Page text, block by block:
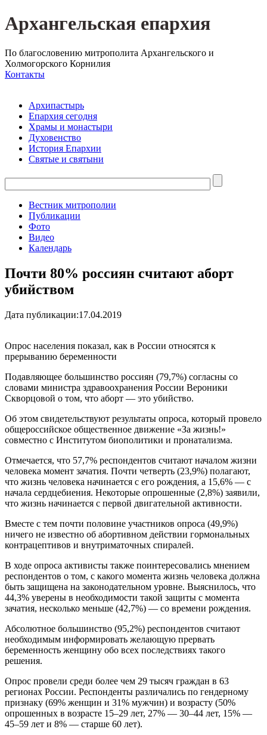
Архангельская епархия
По благословению митрополита Архангельского и
Холмогорского Корнилия
Контакты
Архипастырь
Епархия сегодня
Храмы и монастыри
Духовенство
История Епархии
Святые и святыни
Вестник митрополии
Публикации
Фото
Видео
Календарь
Почти 80% россиян считают аборт
убийством
Дата публикации:17.04.2019
Опрос населения показал, как в России относятся к
прерыванию беременности
Подавляющее большинство россиян (79,7%) согласны со
словами министра здравоохранения России Вероники
Скворцовой о том, что аборт — это убийство.
Об этом свидетельствуют результаты опроса, который провело
общероссийское общественное движение «За жизнь!»
совместно с Институтом биополитики и пронатализма.
Отмечается, что 57,7% респондентов считают началом жизни
человека момент зачатия. Почти четверть (23,9%) полагают,
что жизнь человека начинается с его рождения, а 15,6% — с
начала сердцебиения. Некоторые опрошенные (2,8%) заявили,
что жизнь начинается с первой двигательной активности.
Вместе с тем почти половине участников опроса (49,9%)
ничего не известно об абортивном действии гормональных
контрацептивов и внутриматочных спиралей.
В ходе опроса активисты также поинтересовались мнением
респондентов о том, с какого момента жизнь человека должна
быть защищена на законодательном уровне. Выяснилось, что
44,3% уверены в необходимости такой защиты с момента
зачатия, несколько меньше (42,7%) — со времени рождения.
Абсолютное большинство (95,2%) респондентов считают
необходимым информировать желающую прервать
беременность женщину обо всех последствиях такого
решения.
Опрос провели среди более чем 29 тысяч граждан в 63
регионах России. Респонденты различались по гендерному
признаку (69% женщин и 31% мужчин) и возрасту (50%
опрошенных в возрасте 15–29 лет, 27% — 30–44 лет, 15% —
45–59 лет и 8% — старше 60 лет).